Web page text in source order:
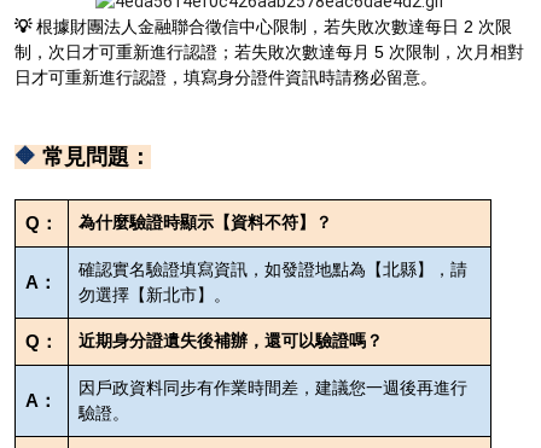
💡根據財團法人金融聯合徵信中心限制，若失敗次數達每日 2 次限
制，次日才可重新進行認證；若失敗次數達每月 5 次限制，次月相對
日才可重新進行認證，填寫身分證件資訊時請務必留意。
🔶 常見問題：
Q： 為什麼驗證時顯示【資料不符】？
A：
確認實名驗證填寫資訊，如發證地點為【北縣】，請
勿選擇【新北市】。
Q： 近期身分證遺失後補辦，還可以驗證嗎？
A：
因戶政資料同步有作業時間差，建議您一週後再進行
驗證。